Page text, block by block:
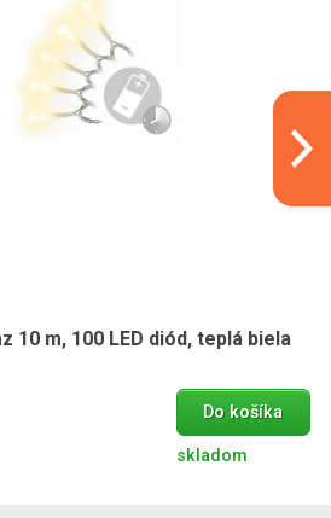
10 m, 100 LED diód, teplá biela
Do košíka
skladom